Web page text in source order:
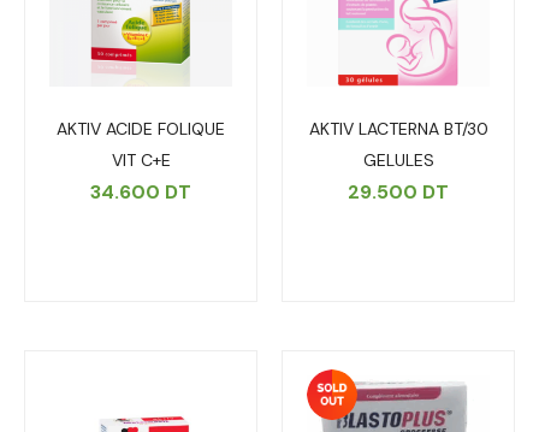
AKTIV ACIDE FOLIQUE
VIT C+E
34.600 DT
AKTIV LACTERNA BT/30
GELULES
29.500 DT